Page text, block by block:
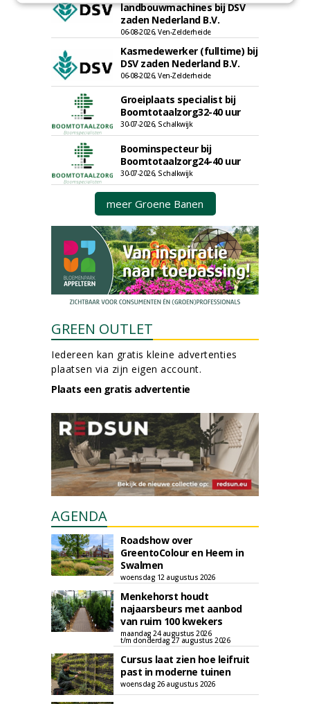
landbouwmachines bij DSV
zaden Nederland B.V.
06-08-2026, Ven-Zelderheide
Kasmedewerker (fulltime) bij
DSV zaden Nederland B.V.
06-08-2026, Ven-Zelderheide
Groeiplaats specialist bij
Boomtotaalzorg32-40 uur
30-07-2026, Schalkwijk
Boominspecteur bij
Boomtotaalzorg24-40 uur
30-07-2026, Schalkwijk
meer Groene Banen
GREEN OUTLET
Iedereen kan gratis kleine advertenties
plaatsen via zijn eigen account.
Plaats een gratis advertentie
AGENDA
Roadshow over
GreentoColour en Heem in
Swalmen
woensdag 12 augustus 2026
Menkehorst houdt
najaarsbeurs met aanbod
van ruim 100 kwekers
maandag 24 augustus 2026
t/m donderdag 27 augustus 2026
Cursus laat zien hoe leifruit
past in moderne tuinen
woensdag 26 augustus 2026